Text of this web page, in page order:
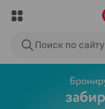
Поиск по сайту